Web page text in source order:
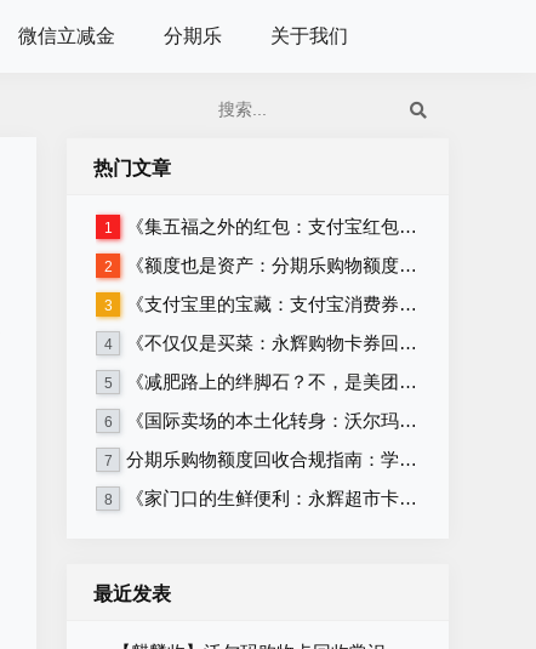
微信立减金 分期乐 关于我们
热门文章
1 《集五福之外的红包：支付宝红包套装回收》
2 《额度也是资产：分期乐购物额度回收的正确姿势》
3 《支付宝里的宝藏：支付宝消费券回收攻略》
4 《不仅仅是买菜：永辉购物卡券回收的多种可能》
5 《减肥路上的绊脚石？不，是美团卡回收！》
6 《国际卖场的本土化转身：沃尔玛购物卡券与沃尔玛超市卡券回收》
7 分期乐购物额度回收合规指南：学生党必看，远离套现安全变现
8 《家门口的生鲜便利：永辉超市卡券回收》
最近发表